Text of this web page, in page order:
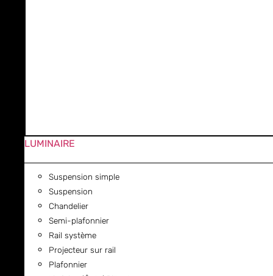
LUMINAIRE
Suspension simple
Suspension
Chandelier
Semi-plafonnier
Rail système
Projecteur sur rail
Plafonnier